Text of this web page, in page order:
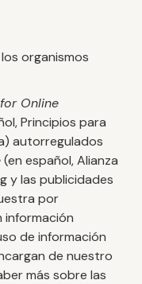
organismos
Online
Principios para
autorregulados
(en español, Alianza
y las publicidades
por
información
de información
de nuestro
más sobre las